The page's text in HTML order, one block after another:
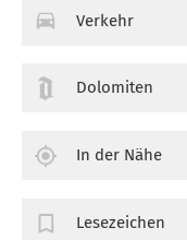
Verkehr
Dolomiten
In der Nähe
Lesezeichen